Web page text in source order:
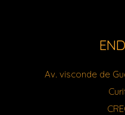
Av. visconde de